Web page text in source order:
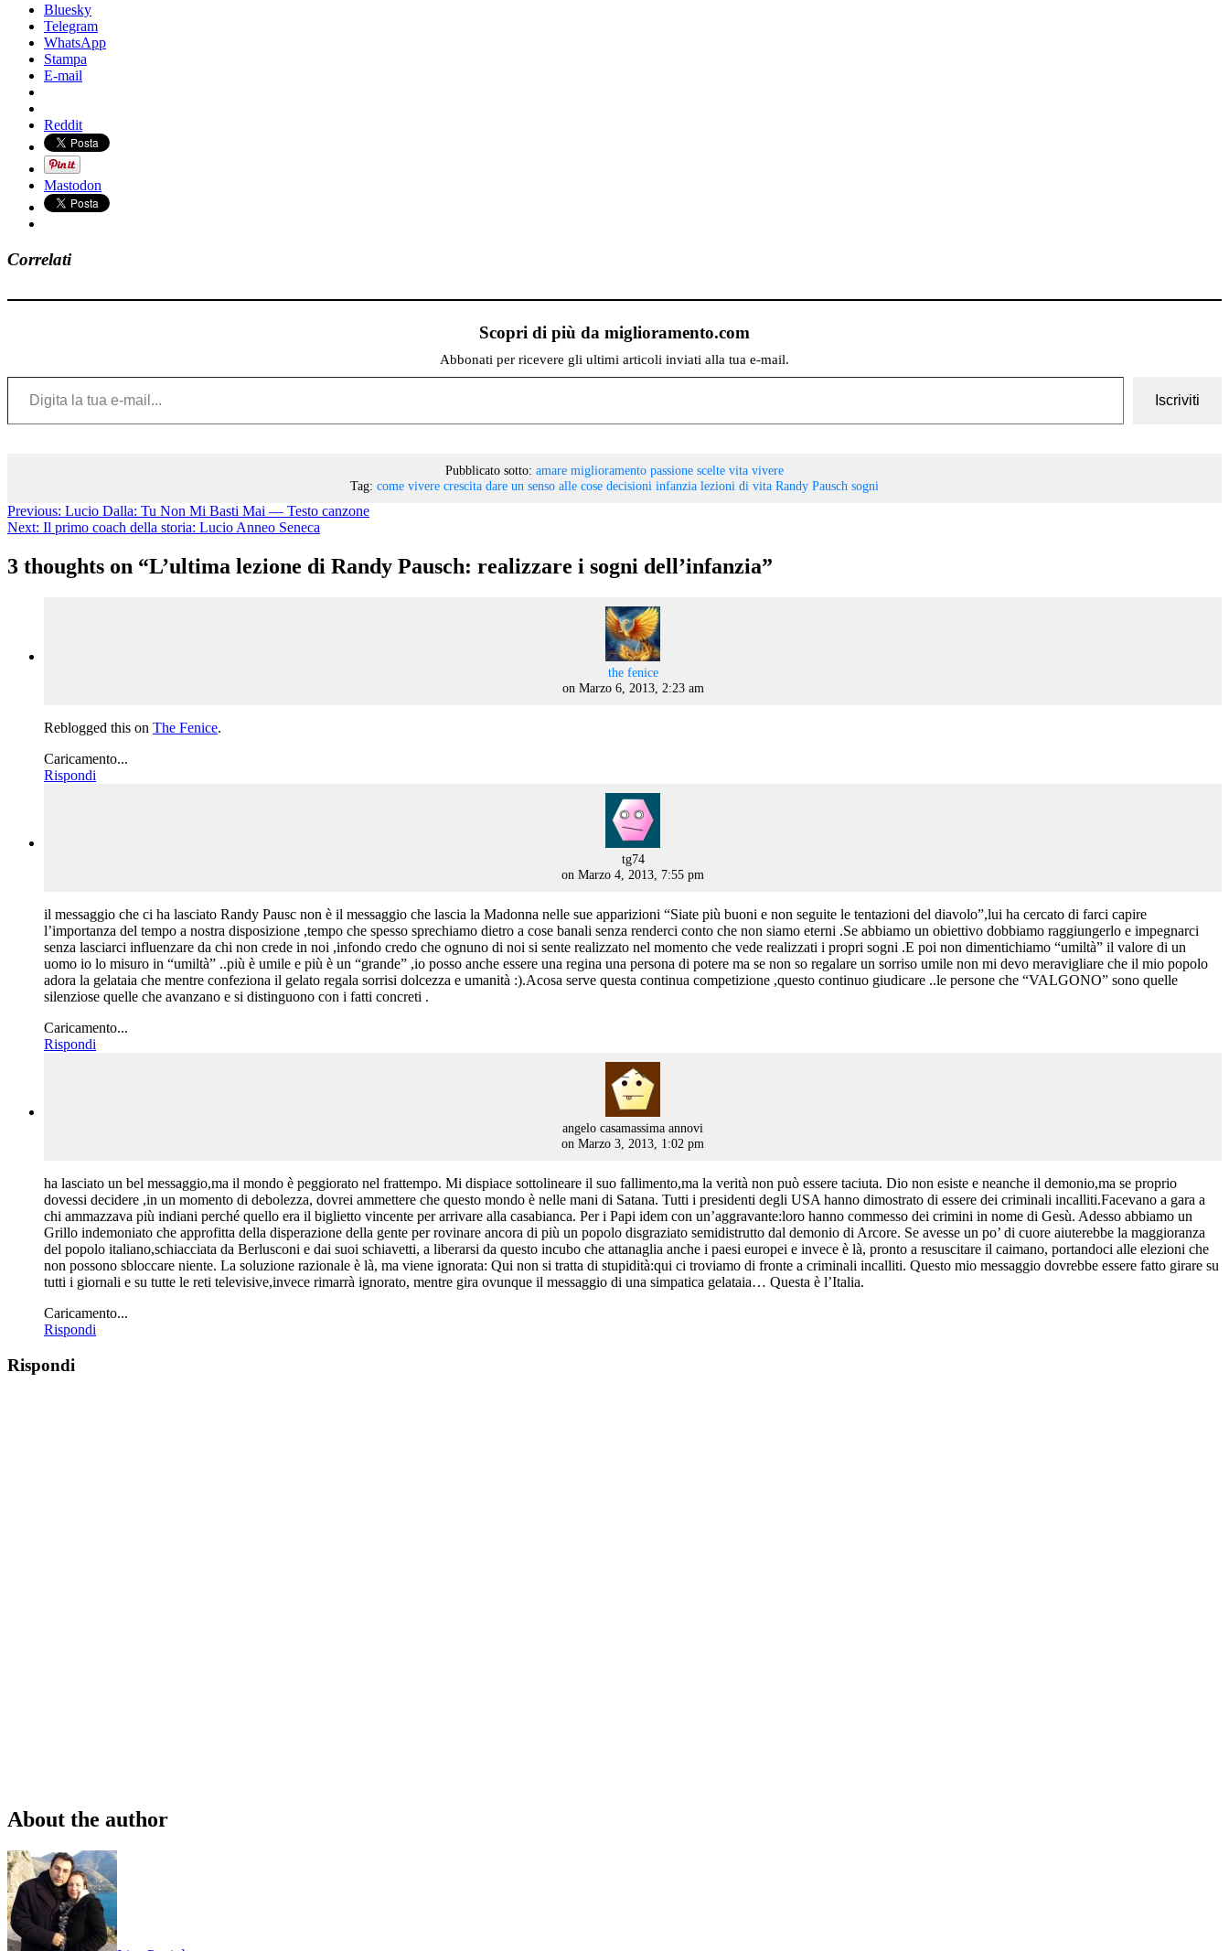
Bluesky
Telegram
WhatsApp
Stampa
E-mail
Reddit
Mastodon
Correlati
Scopri di più da miglioramento.com
Abbonati per ricevere gli ultimi articoli inviati alla tua e-mail.
Digita la tua e-mail...
Iscriviti
Pubblicato sotto: amare miglioramento passione scelte vita vivere
Tag: come vivere crescita dare un senso alle cose decisioni infanzia lezioni di vita Randy Pausch sogni
Previous: Lucio Dalla: Tu Non Mi Basti Mai — Testo canzone
Next: Il primo coach della storia: Lucio Anneo Seneca
3 thoughts on “L’ultima lezione di Randy Pausch: realizzare i sogni dell’infanzia”
the fenicesays:
on Marzo 6, 2013, 2:23 am
Reblogged this on The Fenice.
Caricamento...
Rispondi
tg74says:
on Marzo 4, 2013, 7:55 pm
il messaggio che ci ha lasciato Randy Pausc non è il messaggio che lascia la Madonna nelle sue apparizioni “Siate più buoni e non seguite le tentazioni del diavolo”,lui ha cercato di farci capire
l’importanza del tempo a nostra disposizione ,tempo che spesso sprechiamo dietro a cose banali senza renderci conto che non siamo eterni .Se abbiamo un obiettivo dobbiamo raggiungerlo e impegnarci
senza lasciarci influenzare da chi non crede in noi ,infondo credo che ognuno di noi si sente realizzato nel momento che vede realizzati i propri sogni .E poi non dimentichiamo “umiltà” il valore di un
uomo io lo misuro in “umiltà” ..più è umile e più è un “grande” ,io posso anche essere una regina una persona di potere ma se non so regalare un sorriso umile non mi devo meravigliare che il mio popolo
adora la gelataia che mentre confeziona il gelato regala sorrisi dolcezza e umanità :).Acosa serve questa continua competizione ,questo continuo giudicare ..le persone che “VALGONO” sono quelle
silenziose quelle che avanzano e si distinguono con i fatti concreti .
Caricamento...
Rispondi
angelo casamassima annovi
on Marzo 3, 2013, 1:02 pm
ha lasciato un bel messaggio,ma il mondo è peggiorato nel frattempo. Mi dispiace sottolineare il suo fallimento,ma la verità non può essere taciuta. Dio non esiste e neanche il demonio,ma se proprio
dovessi decidere ,in un momento di debolezza, dovrei ammettere che questo mondo è nelle mani di Satana. Tutti i presidenti degli USA hanno dimostrato di essere dei criminali incalliti.Facevano a gara a
chi ammazzava più indiani perché quello era il biglietto vincente per arrivare alla casabianca. Per i Papi idem con un’aggravante:loro hanno commesso dei crimini in nome di Gesù. Adesso abbiamo un
Grillo indemoniato che approfitta della disperazione della gente per rovinare ancora di più un popolo disgraziato semidistrutto dal demonio di Arcore. Se avesse un po’ di cuore aiuterebbe la maggioranza
del popolo italiano,schiacciata da Berlusconi e dai suoi schiavetti, a liberarsi da questo incubo che attanaglia anche i paesi europei e invece è là, pronto a resuscitare il caimano, portandoci alle elezioni che
non possono sbloccare niente. La soluzione razionale è là, ma viene ignorata: Qui non si tratta di stupidità:qui ci troviamo di fronte a criminali incalliti. Questo mio messaggio dovrebbe essere fatto girare su
tutti i giornali e su tutte le reti televisive,invece rimarrà ignorato, mentre gira ovunque il messaggio di una simpatica gelataia… Questa è l’Italia.
Caricamento...
Rispondi
Rispondi
About the author